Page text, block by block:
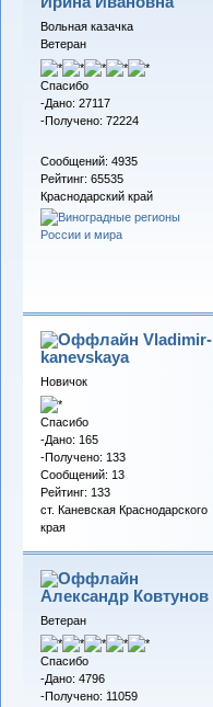
Вольная казачка
Ветеран
Спасибо
-Дано: 27117
-Получено: 72224
Сообщений: 4935
Рейтинг: 65535
Краснодарский край
Vladimir-
kanevskaya
Новичок
Спасибо
-Дано: 165
-Получено: 133
Сообщений: 13
Рейтинг: 133
ст. Каневская Краснодарского
края
Александр Ковтунов
Ветеран
Спасибо
-Дано: 4796
-Получено: 11059